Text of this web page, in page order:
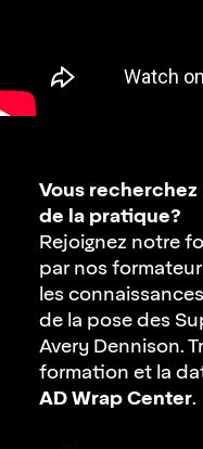
Vous
de la pratique?
Rejoignez notre
par nos
les
de la pose des
Avery Dennison.
formation et la
AD Wrap Center.